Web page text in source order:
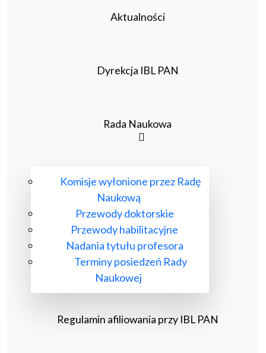
Aktualności
Dyrekcja IBL PAN
Rada Naukowa
Komisje wyłonione przez Radę
Naukową
Przewody doktorskie
Przewody habilitacyjne
Nadania tytułu profesora
Terminy posiedzeń Rady
Naukowej
Regulamin afiliowania przy IBL PAN